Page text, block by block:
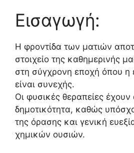
Εισαγωγή:
Η φροντίδα των ματιών
στοιχείο της καθημερινής
στη σύγχρονη εποχή όπου η
είναι συνεχής.
Οι φυσικές θεραπείες
δημοτικότητα, καθώς
της όρασης και γενική
χημικών ουσιών.